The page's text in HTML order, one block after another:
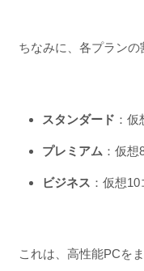
ちなみに、各プランの
スタンダード ：
プレミアム ：仮
ビジネス ：仮想
これは、高性能PCを